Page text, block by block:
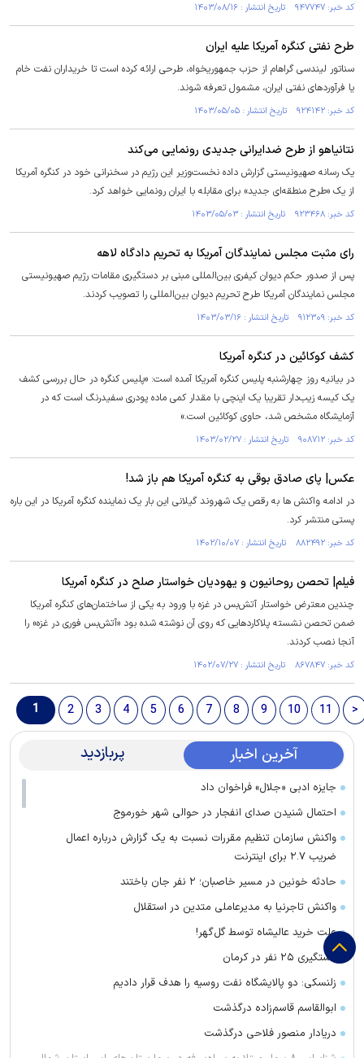
کد خبر: ۹۴۷۷۴۷ تاریخ انتشار : ۱۴۰۳/۰۸/۱۶
طرح نفتی کنگره آمریکا علیه ایران
سناتور لیندسی گراهام از حزب جمهوریخواه، طرحی ارائه کرده است تا خریداران نفت خام
یا فرآورد‌های نفتی ایران، مشمول تعرفه شوند.
کد خبر: ۹۲۴۱۴۲ تاریخ انتشار : ۱۴۰۳/۰۵/۰۵
نتانیاهو از طرح ضدایرانی جدیدی رونمایی می‌کند
یک رسانه صهیونیستی گزارش داده نخست‌وزیر این رژیم در سخنرانی خود در کنگره آمریکا
از یک «طرح منطقه‌ای جدید» برای مقابله با ایران رونمایی خواهد کرد.
کد خبر: ۹۲۳۴۶۸ تاریخ انتشار : ۱۴۰۳/۰۵/۰۳
رای مثبت مجلس نمایندگان آمریکا به تحریم دادگاه لاهه
پس از صدور حکم دیوان کیفری بین‌المللی مبنی بر دستگیری مقامات رژیم صهیونیستی
مجلس نمایندگان آمریکا طرح تحریم دیوان بین‌المللی را تصویب کردند.
کد خبر: ۹۱۲۳۰۹ تاریخ انتشار : ۱۴۰۳/۰۳/۱۶
کشف کوکائین در کنگره آمریکا
در بیانیه روز چهارشنبه پلیس کنگره آمریکا آمده است: «پلیس کنگره در حال بررسی کشف
یک کیسه زیب‌دار تقریبا یک اینچی با مقدار کمی ماده پودری سفیدرنگ است که در
آزمایشگاه مشخص شد، حاوی کوکائین است.»
کد خبر: ۹۰۸۷۱۲ تاریخ انتشار : ۱۴۰۳/۰۲/۲۷
عکس| پای صادق بوقی به کنگره آمریکا هم باز شد!
در ادامه واکنش ها به رقص یک شهروند گیلانی این بار یک نماینده کنگره آمریکا در این باره
پستی منتشر کرد.
کد خبر: ۸۸۲۴۹۲ تاریخ انتشار : ۱۴۰۲/۱۰/۰۷
فیلم| تحصن روحانیون و یهودیان خواستار صلح در کنگره آمریکا
چندین معترض خواستار آتش‌بس در غزه با ورود به یکی از ساختمان‌های کنگره آمریکا
ضمن تحصن نشسته پلاکارد‌هایی که روی آن نوشته شده بود «آتش‌بس فوری در غزه» را
آنجا نصب کردند.
کد خبر: ۸۶۷۸۴۷ تاریخ انتشار : ۱۴۰۲/۰۷/۲۷
1 2 3 4 5 6 7 8 9 10 11 >
آخرین اخبار پربازدید
جایزه ادبی «جلال» فراخوان داد
احتمال شنیدن صدای انفجار در حوالی شهر خورموج
واکنش سازمان تنظیم مقررات نسبت به یک گزارش درباره اعمال
ضریب ۲.۷ برای اینترنت
حادثه خونین در مسیر خاصبان؛ ۲ نفر جان باختند
واکنش تاجرنیا به مدیرعاملی متدین در استقلال
علت خرید عالیشاه توسط گل‌گهر!
دستگیری ۲۵ نفر در کرمان
زلنسکی: دو پالایشگاه نفت روسیه را هدف قرار دادیم
ابوالقاسم قاسم‌زاده درگذشت
دریادار منصور فلاحی درگذشت